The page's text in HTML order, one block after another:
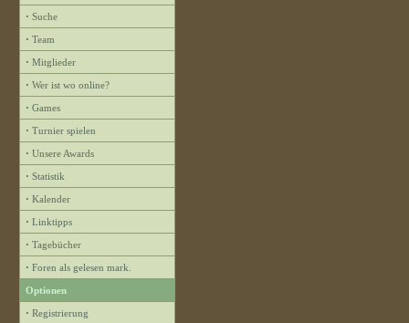
· Suche
· Team
· Mitglieder
· Wer ist wo online?
· Games
· Turnier spielen
· Unsere Awards
· Statistik
· Kalender
· Linktipps
· Tagebücher
· Foren als gelesen mark.
Optionen
· Registrierung